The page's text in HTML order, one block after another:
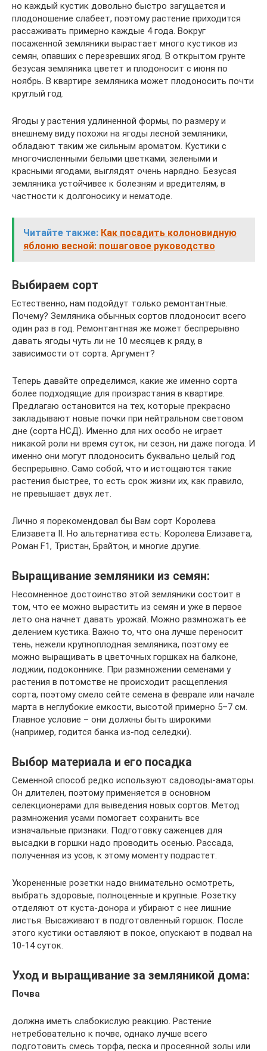
но каждый кустик довольно быстро загущается и
плодоношение слабеет, поэтому растение приходится
рассаживать примерно каждые 4 года. Вокруг
посаженной земляники вырастает много кустиков из
семян, опавших с перезревших ягод. В открытом грунте
безусая земляника цветет и плодоносит с июня по
ноябрь. В квартире земляника может плодоносить почти
круглый год.
Ягоды у растения удлиненной формы, по размеру и
внешнему виду похожи на ягоды лесной земляники,
обладают таким же сильным ароматом. Кустики с
многочисленными белыми цветками, зелеными и
красными ягодами, выглядят очень нарядно. Безусая
земляника устойчивее к болезням и вредителям, в
частности к долгоносику и нематоде.
Читайте также: Как посадить колоновидную
яблоню весной: пошаговое руководство
Выбираем сорт
Естественно, нам подойдут только ремонтантные.
Почему? Земляника обычных сортов плодоносит всего
один раз в год. Ремонтантная же может беспрерывно
давать ягоды чуть ли не 10 месяцев к ряду, в
зависимости от сорта. Аргумент?
Теперь давайте определимся, какие же именно сорта
более подходящие для произрастания в квартире.
Предлагаю остановится на тех, которые прекрасно
закладывают новые почки при нейтральном световом
дне (сорта НСД). Именно для них особо не играет
никакой роли ни время суток, ни сезон, ни даже погода. И
именно они могут плодоносить буквально целый год
беспрерывно. Само собой, что и истощаются такие
растения быстрее, то есть срок жизни их, как правило,
не превышает двух лет.
Лично я порекомендовал бы Вам сорт Королева
Елизавета II. Но альтернатива есть: Королева Елизавета,
Роман F1, Тристан, Брайтон, и многие другие.
Выращивание земляники из семян:
Несомненное достоинство этой земляники состоит в
том, что ее можно вырастить из семян и уже в первое
лето она начнет давать урожай. Можно размножать ее
делением кустика. Важно то, что она лучше переносит
тень, нежели крупноплодная земляника, поэтому ее
можно выращивать в цветочных горшках на балконе,
лоджии, подоконнике. При размножении семенами у
растения в потомстве не происходит расщепления
сорта, поэтому смело сейте семена в феврале или начале
марта в неглубокие емкости, высотой примерно 5–7 см.
Главное условие – они должны быть широкими
(например, годится банка из-под селедки).
Выбор материала и его посадка
Семенной способ редко используют садоводы-аматоры.
Он длителен, поэтому применяется в основном
селекционерами для выведения новых сортов. Метод
размножения усами помогает сохранить все
изначальные признаки. Подготовку саженцев для
высадки в горшки надо проводить осенью. Рассада,
полученная из усов, к этому моменту подрастет.
Укорененные розетки надо внимательно осмотреть,
выбрать здоровые, полноценные и крупные. Розетку
отделяют от куста-донора и убирают с нее лишние
листья. Высаживают в подготовленный горшок. После
этого кустики оставляют в покое, опускают в подвал на
10-14 суток.
Уход и выращивание за земляникой дома:
Почва
должна иметь слабокислую реакцию. Растение
нетребовательно к почве, однако лучше всего
подготовить смесь торфа, песка и просеянной золы или